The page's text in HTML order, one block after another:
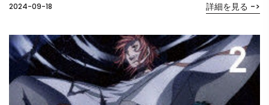
2024-09-18
詳細を見る ->